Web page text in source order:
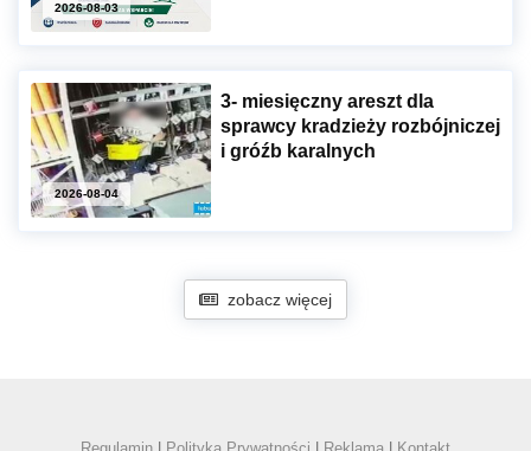
2026-08-03
2026-08-04
3- miesięczny areszt dla
sprawcy kradzieży rozbójniczej
i gróźb karalnych
zobacz więcej